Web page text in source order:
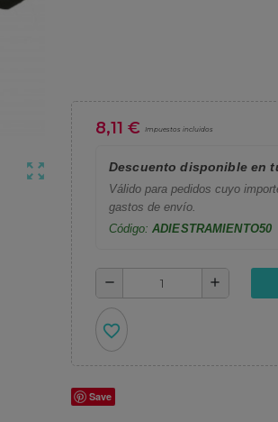
zoom_out_map
8,11 € Impuestos incluidos
Descuento disponible en
Válido para pedidos cuyo
gastos de envío.
Código: ADIESTRAMIENTO50
remove add
favorite_border
Save